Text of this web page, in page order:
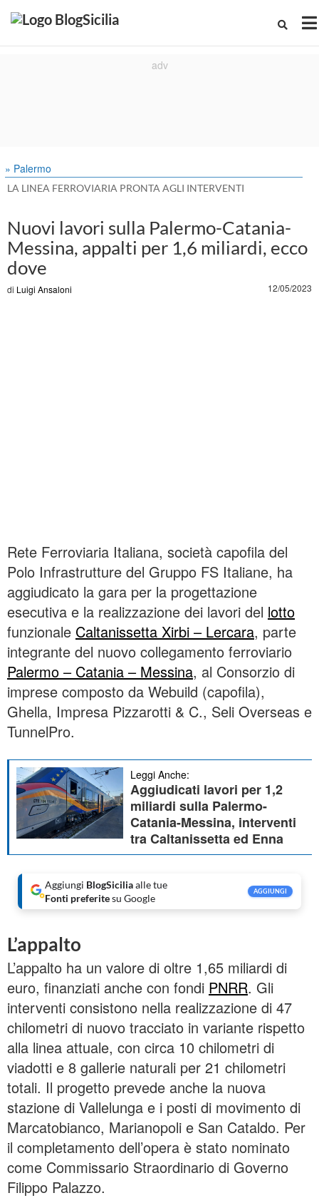
» Palermo
LA LINEA FERROVIARIA PRONTA AGLI INTERVENTI
Nuovi lavori sulla Palermo-Catania-
Messina, appalti per 1,6 miliardi, ecco
dove
di Luigi Ansaloni 12/05/2023
Rete Ferroviaria Italiana, società capofila del
Polo Infrastrutture del Gruppo FS Italiane, ha
aggiudicato la gara per la progettazione
esecutiva e la realizzazione dei lavori del lotto
funzionale Caltanissetta Xirbi – Lercara, parte
integrante del nuovo collegamento ferroviario
Palermo – Catania – Messina, al Consorzio di
imprese composto da Webuild (capofila),
Ghella, Impresa Pizzarotti & C., Seli Overseas e
TunnelPro.
Leggi Anche:
Aggiudicati lavori per 1,2
miliardi sulla Palermo-
Catania-Messina, interventi
tra Caltanissetta ed Enna
Aggiungi BlogSiciliaalle tue
Fonti preferitesu Google
AGGIUNGI
L’appalto
L’appalto ha un valore di oltre 1,65 miliardi di
euro, finanziati anche con fondi PNRR. Gli
interventi consistono nella realizzazione di 47
chilometri di nuovo tracciato in variante rispetto
alla linea attuale, con circa 10 chilometri di
viadotti e 8 gallerie naturali per 21 chilometri
totali. Il progetto prevede anche la nuova
stazione di Vallelunga e i posti di movimento di
Marcatobianco, Marianopoli e San Cataldo. Per
il completamento dell’opera è stato nominato
come Commissario Straordinario di Governo
Filippo Palazzo.